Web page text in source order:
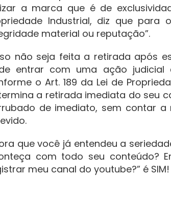
a marca que é de
Industrial, diz que
material ou reputação”.
não seja feita a retirada após
entrar com uma ação
o Art. 189 da Lei de
a retirada imediata do seu
de imediato, sem contar
que você já entendeu a
com todo seu conteúdo?
meu canal do youtube?” é SIM!